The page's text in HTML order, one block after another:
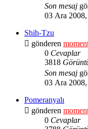
Son mesaj
03 Ara
Shih-Tzu
gönderen
0 Cevaplar
3818
Son mesaj
03 Ara
Pomeranyalı
gönderen
0 Cevaplar